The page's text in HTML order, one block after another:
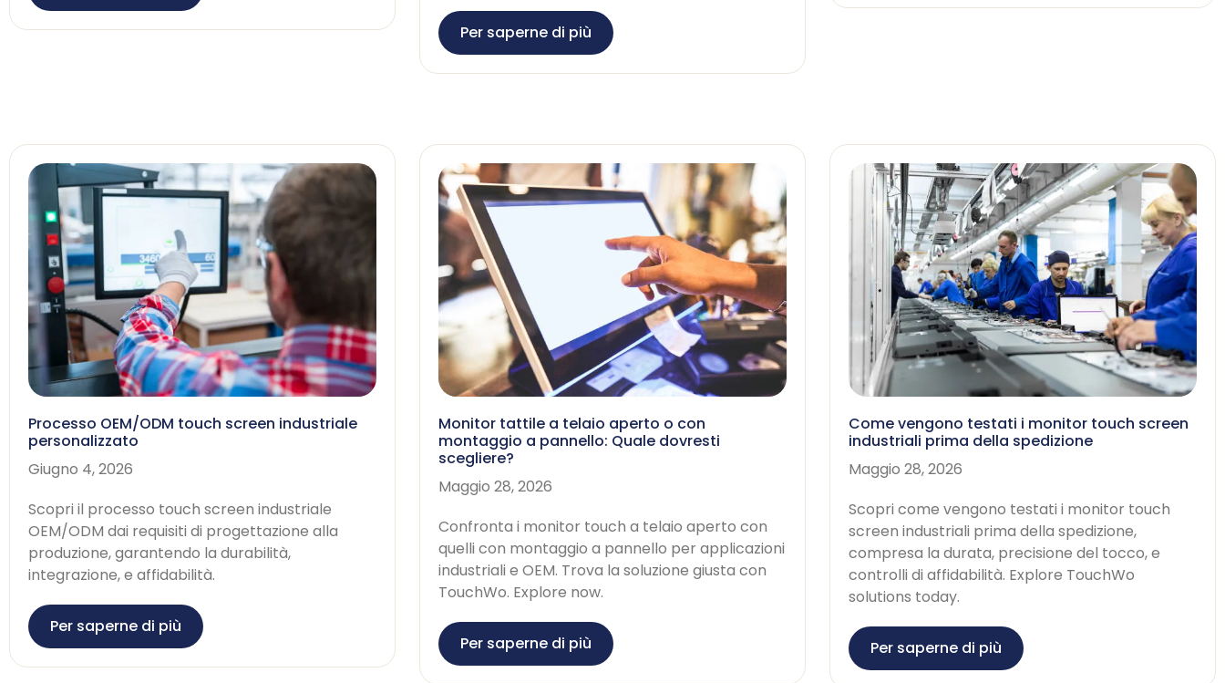
Per saperne di più
Processo OEM/ODM touch screen industriale
personalizzato
Giugno 4, 2026
Scopri il processo touch screen industriale
OEM/ODM dai requisiti di progettazione alla
produzione, garantendo la durabilità,
integrazione, e affidabilità.
Per saperne di più
Monitor tattile a telaio aperto o con
montaggio a pannello: Quale dovresti
scegliere?
Maggio 28, 2026
Confronta i monitor touch a telaio aperto con
quelli con montaggio a pannello per applicazioni
industriali e OEM. Trova la soluzione giusta con
TouchWo. Explore now.
Per saperne di più
Come vengono testati i monitor touch screen
industriali prima della spedizione
Maggio 28, 2026
Scopri come vengono testati i monitor touch
screen industriali prima della spedizione,
compresa la durata, precisione del tocco, e
controlli di affidabilità. Explore TouchWo
solutions today.
Per saperne di più